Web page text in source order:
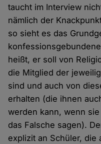
taucht im Interview
nämlich der
so sieht es das
heißt, er soll von
die Mitglied der
sind und auch von
erhalten (die ihnen
werden kann, wenn
das Falsche sagen).
explizit an Schüler, die